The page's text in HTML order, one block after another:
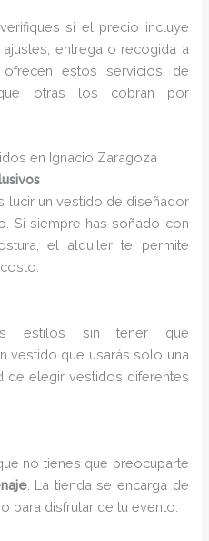
si el precio incluye
entrega o recogida a
ofrecen estos servicios de
otras los cobran por
en Ignacio Zaragoza
lucir un vestido de diseñador
Si siempre has soñado con
el alquiler te permite
estilos sin tener que
vestido que usarás solo una
de elegir vestidos diferentes
no tienes que preocuparte
. La tienda se encarga de
para disfrutar de tu evento.